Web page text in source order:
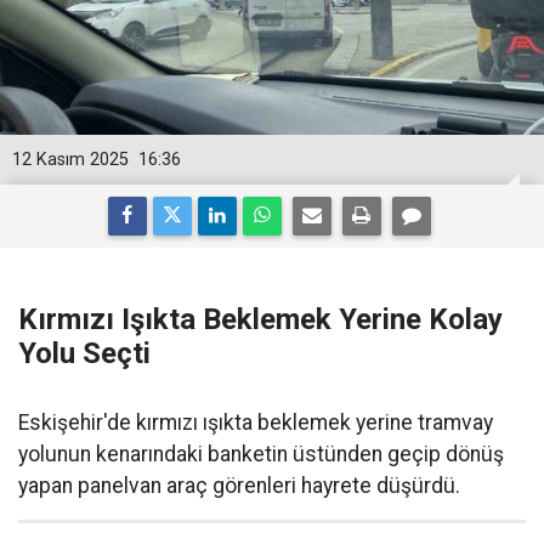
16:36
12 Kasım 2025
Kırmızı Işıkta Beklemek Yerine Kolay
Yolu Seçti
Eskişehir'de kırmızı ışıkta beklemek yerine tramvay
yolunun kenarındaki banketin üstünden geçip dönüş
yapan panelvan araç görenleri hayrete düşürdü.